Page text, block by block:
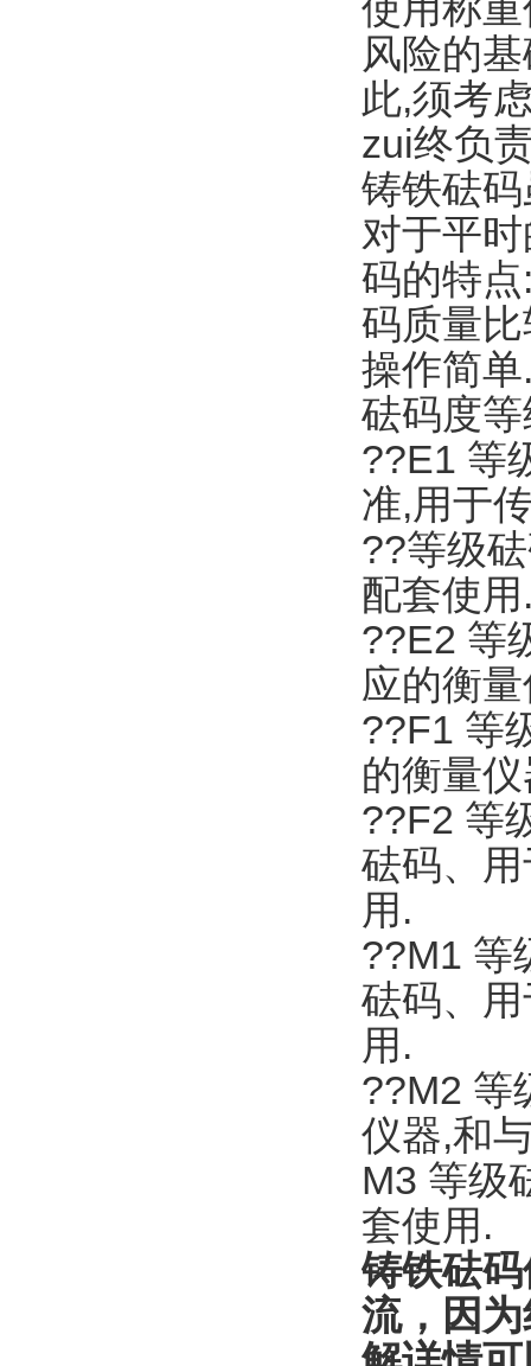
风险的
此,须考
zui终负
铸铁砝
对于平
码的特
码质量
操作简单
砝码度
??E1 等
准,用于
??等级
配套使用
??E2 等
应的衡
??F1 等
的衡量
??F2 等
砝码、
用.
??M1 等
砝码、
用.
??M2 等
仪器,和
M3 等级
套使用.
铸铁砝
流，因